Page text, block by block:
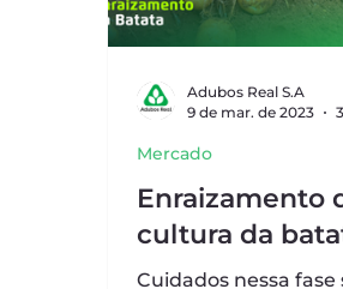
Enraizamento
cultura da
Cuidados nessa fase
Mercado
Adubos Real S.A
9 de mar. de 2023